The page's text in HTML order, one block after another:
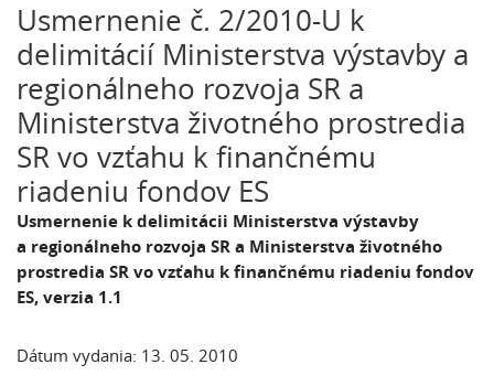
Usmernenie č. 2/2010-U k
delimitácií Ministerstva výstavby a
regionálneho rozvoja SR a
Ministerstva životného prostredia
SR vo vzťahu k finančnému
riadeniu fondov ES
Usmernenie k delimitácii Ministerstva výstavby
a regionálneho rozvoja SR a Ministerstva životného
prostredia SR vo vzťahu k finančnému riadeniu fondov
ES, verzia 1.1
Dátum vydania: 13. 05. 2010